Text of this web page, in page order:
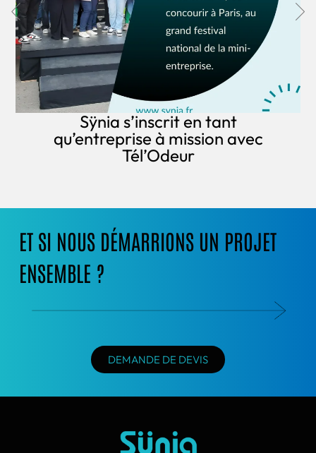
Sÿnia s’inscrit en tant
qu’entreprise à mission avec
Tél’Odeur
ET SI NOUS DÉMARRIONS UN PROJET
ENSEMBLE ?
DEMANDE DE DEVIS